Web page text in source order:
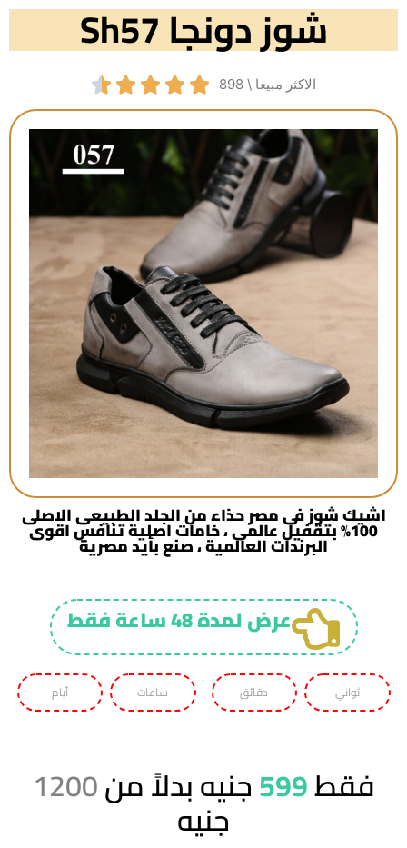
شوز دونجا Sh57
الاكثر مبيعا \ 898 




اشيك شوز فى مصر حذاء من الجلد الطبيعى الاصلى
100% بتقفيل عالمى ، خامات اصلية تنافس اقوى
البرندات العالمية ، صنع بأيد مصرية
عرض لمدة 48 ساعة فقط
أيام ساعات دقائق ثواني
فقط599جنيه بدلاً من1200
جنيه